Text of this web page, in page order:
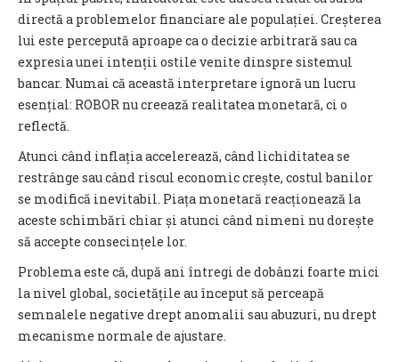
directă a problemelor financiare ale populației. Creșterea
lui este percepută aproape ca o decizie arbitrară sau ca
expresia unei intenții ostile venite dinspre sistemul
bancar. Numai că această interpretare ignoră un lucru
esențial: ROBOR nu creează realitatea monetară, ci o
reflectă.
Atunci când inflația accelerează, când lichiditatea se
restrânge sau când riscul economic crește, costul banilor
se modifică inevitabil. Piața monetară reacționează la
aceste schimbări chiar și atunci când nimeni nu dorește
să accepte consecințele lor.
Problema este că, după ani întregi de dobânzi foarte mici
la nivel global, societățile au început să perceapă
semnalele negative drept anomalii sau abuzuri, nu drept
mecanisme normale de ajustare.